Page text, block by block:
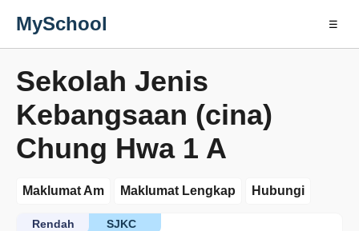
MySchool ☰
Sekolah Jenis
Kebangsaan (cina)
Chung Hwa 1 A
Maklumat Am Maklumat Lengkap Hubungi
SJKC
Rendah